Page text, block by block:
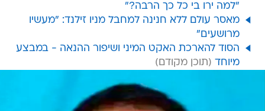
"למה ירו בי כל כך הרבה?"
מאסר עולם ללא חנינה למחבל מניו זילנד: "מעשיו
מרושעים"
הסוד להארכת האקט המיני ושיפור ההנאה - במבצע
מיוחד